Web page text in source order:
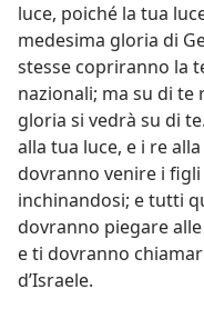
luce, poiché la tua
medesima gloria di
stesse copriranno la
nazionali; ma su di te
gloria si vedrà su di
alla tua luce, e i re
dovranno venire i
inchinandosi; e tutti
dovranno piegare
e ti dovranno
d’Israele.